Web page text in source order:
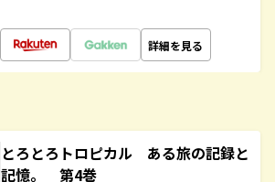
詳細を見る
とろとろトロピカル ある旅の記録と
記憶。 第4巻